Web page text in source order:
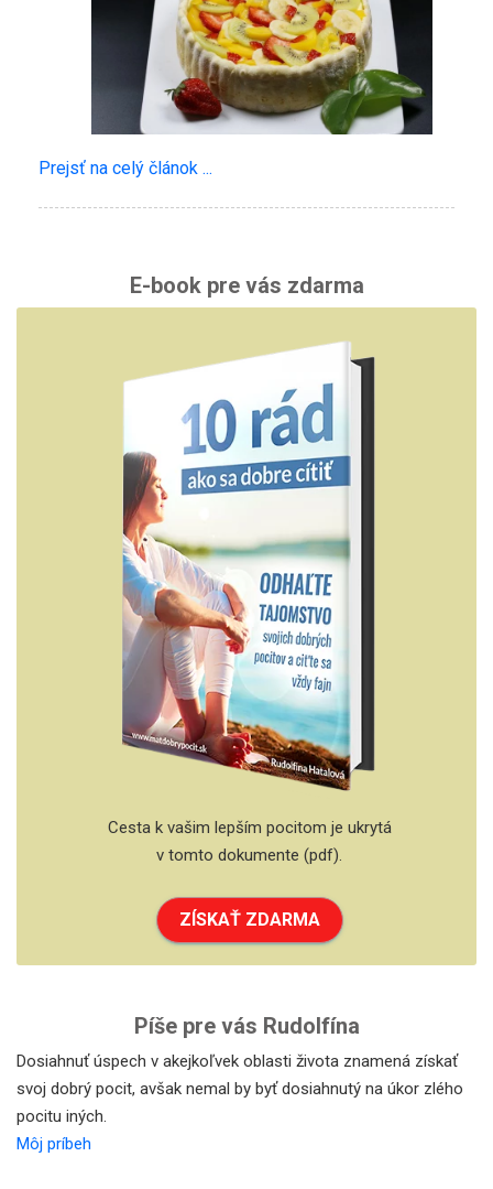
Prejsť na celý článok ...
E-book pre vás zdarma
Cesta k vašim lepším pocitom je ukrytá
v tomto dokumente (pdf).
ZÍSKAŤ ZDARMA
Píše pre vás Rudolfína
Dosiahnuť úspech v akejkoľvek oblasti života znamená získať
svoj dobrý pocit, avšak nemal by byť dosiahnutý na úkor zlého
pocitu iných.
Môj príbeh